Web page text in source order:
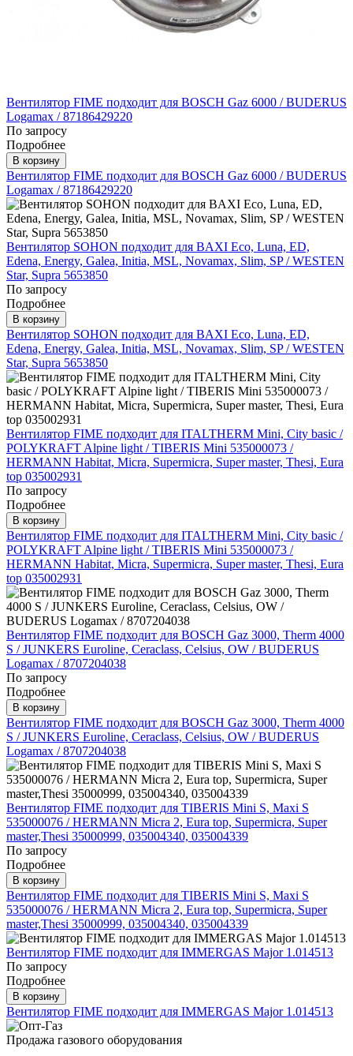
Вентилятор FIME подходит для BOSCH Gaz 6000 / BUDERUS
Logamax / 87186429220
По запросу
Подробнее
В корзину
Вентилятор FIME подходит для BOSCH Gaz 6000 / BUDERUS
Logamax / 87186429220
Вентилятор SOHON подходит для BAXI Eco, Luna, ED,
Edena, Energy, Galea, Initia, MSL, Novamax, Slim, SP / WESTEN
Star, Supra 5653850
По запросу
Подробнее
В корзину
Вентилятор SOHON подходит для BAXI Eco, Luna, ED,
Edena, Energy, Galea, Initia, MSL, Novamax, Slim, SP / WESTEN
Star, Supra 5653850
Вентилятор FIME подходит для ITALTHERM Mini, City basic /
POLYKRAFT Alpine light / TIBERIS Mini 535000073 /
HERMANN Habitat, Micra, Supermicra, Super master, Thesi, Eura
top 035002931
По запросу
Подробнее
В корзину
Вентилятор FIME подходит для ITALTHERM Mini, City basic /
POLYKRAFT Alpine light / TIBERIS Mini 535000073 /
HERMANN Habitat, Micra, Supermicra, Super master, Thesi, Eura
top 035002931
Вентилятор FIME подходит для BOSCH Gaz 3000, Therm 4000
S / JUNKERS Euroline, Ceraclass, Celsius, OW / BUDERUS
Logamax / 8707204038
По запросу
Подробнее
В корзину
Вентилятор FIME подходит для BOSCH Gaz 3000, Therm 4000
S / JUNKERS Euroline, Ceraclass, Celsius, OW / BUDERUS
Logamax / 8707204038
Вентилятор FIME подходит для TIBERIS Mini S, Maxi S
535000076 / HERMANN Micra 2, Eura top, Supermicra, Super
master,Thesi 35000999, 035004340, 035004339
По запросу
Подробнее
В корзину
Вентилятор FIME подходит для TIBERIS Mini S, Maxi S
535000076 / HERMANN Micra 2, Eura top, Supermicra, Super
master,Thesi 35000999, 035004340, 035004339
Вентилятор FIME подходит для IMMERGAS Major 1.014513
По запросу
Подробнее
В корзину
Вентилятор FIME подходит для IMMERGAS Major 1.014513
Продажа газового оборудования